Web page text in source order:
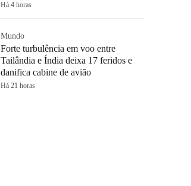
Há 4 horas
Mundo
Forte turbulência em voo entre
Tailândia e Índia deixa 17 feridos e
danifica cabine de avião
Há 21 horas